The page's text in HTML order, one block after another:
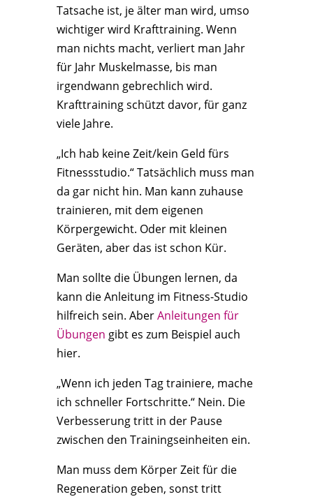
Tatsache ist, je älter man wird, umso
wichtiger wird Krafttraining. Wenn
man nichts macht, verliert man Jahr
für Jahr Muskelmasse, bis man
irgendwann gebrechlich wird.
Krafttraining schützt davor, für ganz
viele Jahre.
„Ich hab keine Zeit/kein Geld fürs
Fitnessstudio.“ Tatsächlich muss man
da gar nicht hin. Man kann zuhause
trainieren, mit dem eigenen
Körpergewicht. Oder mit kleinen
Geräten, aber das ist schon Kür.
Man sollte die Übungen lernen, da
kann die Anleitung im Fitness-Studio
hilfreich sein. AberAnleitungen für
Übungen gibt es zum Beispiel auch
hier.
„Wenn ich jeden Tag trainiere, mache
ich schneller Fortschritte.“ Nein. Die
Verbesserung tritt in der Pause
zwischen den Trainingseinheiten ein.
Man muss dem Körper Zeit für die
Regeneration geben, sonst tritt